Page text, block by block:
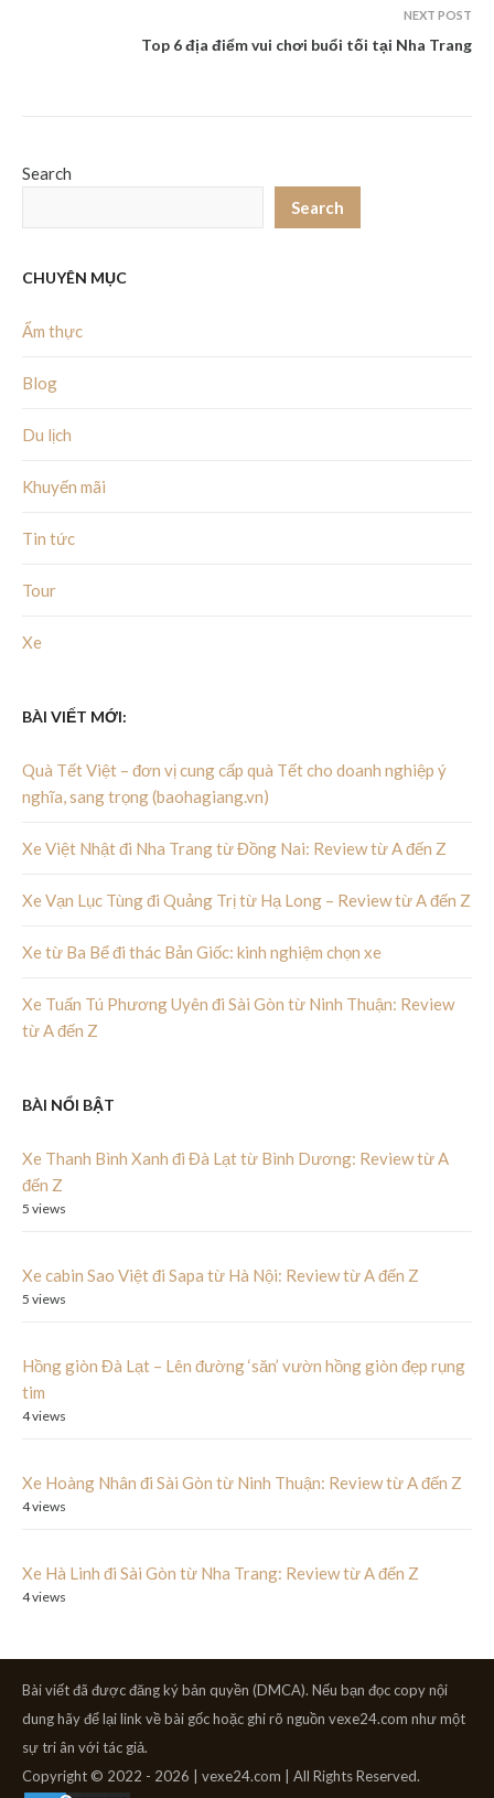
NEXT POST
Top 6 địa điểm vui chơi buổi tối tại Nha Trang
Search
Search
CHUYÊN MỤC
Ẩm thực
Blog
Du lịch
Khuyến mãi
Tin tức
Tour
Xe
BÀI VIẾT MỚI:
Quà Tết Việt – đơn vị cung cấp quà Tết cho doanh nghiệp ý
nghĩa, sang trọng (baohagiang.vn)
Xe Việt Nhật đi Nha Trang từ Đồng Nai: Review từ A đến Z
Xe Vạn Lục Tùng đi Quảng Trị từ Hạ Long – Review từ A đến Z
Xe từ Ba Bể đi thác Bản Giốc: kinh nghiệm chọn xe
Xe Tuấn Tú Phương Uyên đi Sài Gòn từ Ninh Thuận: Review
từ A đến Z
BÀI NỔI BẬT
Xe Thanh Bình Xanh đi Đà Lạt từ Bình Dương: Review từ A
đến Z
5 views
Xe cabin Sao Việt đi Sapa từ Hà Nội: Review từ A đến Z
5 views
Hồng giòn Đà Lạt – Lên đường ‘săn’ vườn hồng giòn đẹp rụng
tim
4 views
Xe Hoàng Nhân đi Sài Gòn từ Ninh Thuận: Review từ A đến Z
4 views
Xe Hà Linh đi Sài Gòn từ Nha Trang: Review từ A đến Z
4 views
Bài viết đã được đăng ký bản quyền (DMCA). Nếu bạn đọc copy nội
dung hãy để lại link về bài gốc hoặc ghi rõ nguồn vexe24.com như một
sự tri ân với tác giả.
Copyright © 2022 - 2026 | vexe24.com | All Rights Reserved.